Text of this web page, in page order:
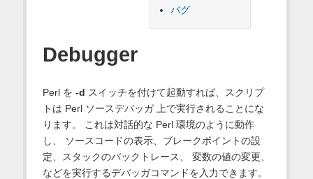
バグ
Debugger
Perl を -d スイッチを付けて起動すれば、スクリプ
トは Perl ソースデバッガ 上で実行されることにな
ります。 これは対話的な Perl 環境のように動作
し、 ソースコードの表示、ブレークポイントの設
定、スタックのバックトレース、 変数の値の変更、
などを実行するデバッガコマンドを入力できます。